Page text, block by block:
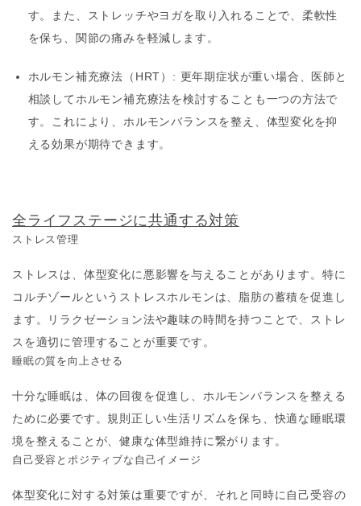
す。また、ストレッチやヨガを取り入れることで、柔軟性
を保ち、関節の痛みを軽減します。
ホルモン補充療法（HRT） : 更年期症状が重い場合、医師と
相談してホルモン補充療法を検討することも一つの方法で
す。これにより、ホルモンバランスを整え、体型変化を抑
える効果が期待できます。
全ライフステージに共通する対策
ストレス管理
ストレスは、体型変化に悪影響を与えることがあります。特に
コルチゾールというストレスホルモンは、脂肪の蓄積を促進し
ます。リラクゼーション法や趣味の時間を持つことで、ストレ
スを適切に管理することが重要です。
睡眠の質を向上させる
十分な睡眠は、体の回復を促進し、ホルモンバランスを整える
ために必要です。規則正しい生活リズムを保ち、快適な睡眠環
境を整えることが、健康な体型維持に繋がります。
自己受容とポジティブな自己イメージ
体型変化に対する対策は重要ですが、それと同時に自己受容の